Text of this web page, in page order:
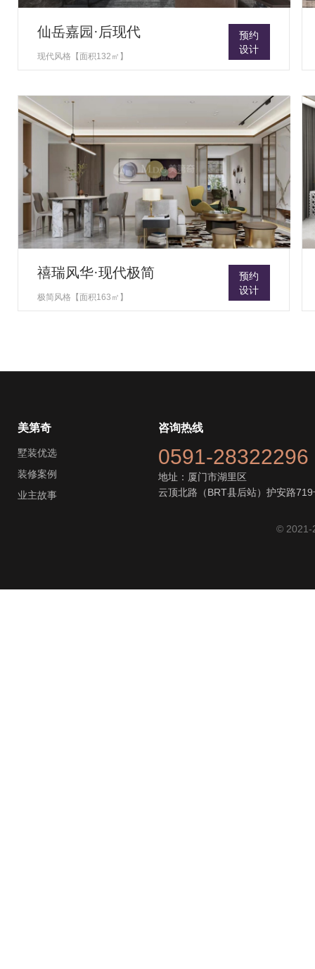
仙岳嘉园·后现代
现代风格【面积132㎡】
预约
设计
禧瑞风华·现代极简
极简风格【面积163㎡】
预约
设计
美第奇
墅装优选
装修案例
业主故事
咨询热线
0591-28322296
地址：厦门市湖里区
云顶北路（BRT县后站）护安路719
© 2021-